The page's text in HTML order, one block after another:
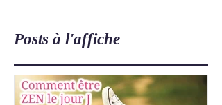
Posts à l'affiche